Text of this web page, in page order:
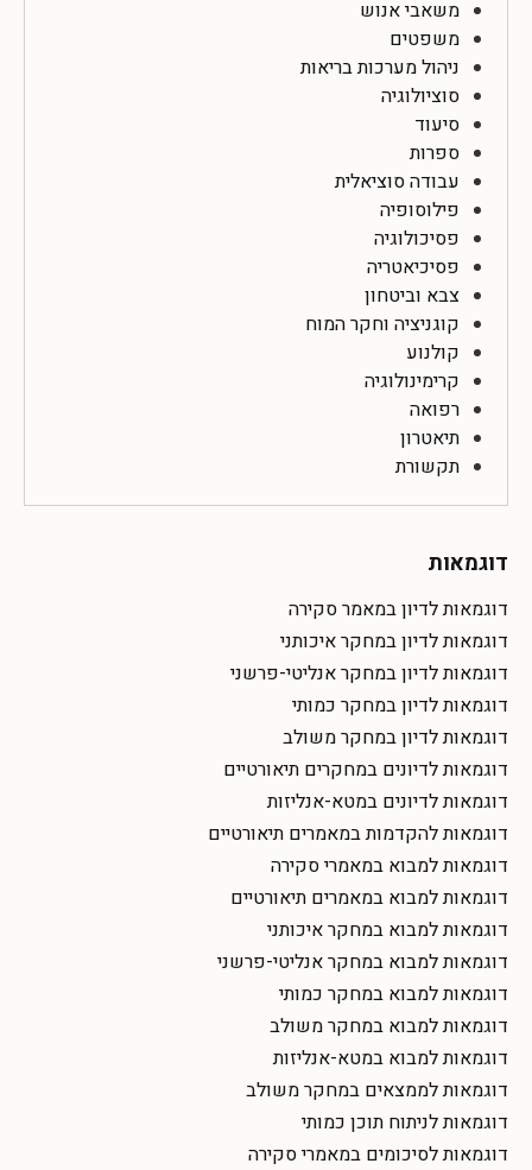
משאבי אנוש
משפטים
ניהול מערכות בריאות
סוציולוגיה
סיעוד
ספרות
עבודה סוציאלית
פילוסופיה
פסיכולוגיה
פסיכיאטריה
צבא וביטחון
קוגניציה וחקר המוח
קולנוע
קרימינולוגיה
רפואה
תיאטרון
תקשורת
דוגמאות
דוגמאות לדיון במאמר סקירה
דוגמאות לדיון במחקר איכותני
דוגמאות לדיון במחקר אנליטי-פרשני
דוגמאות לדיון במחקר כמותי
דוגמאות לדיון במחקר משולב
דוגמאות לדיונים במחקרים תיאורטיים
דוגמאות לדיונים במטא-אנליזות
דוגמאות להקדמות במאמרים תיאורטיים
דוגמאות למבוא במאמרי סקירה
דוגמאות למבוא במאמרים תיאורטיים
דוגמאות למבוא במחקר איכותני
דוגמאות למבוא במחקר אנליטי-פרשני
דוגמאות למבוא במחקר כמותי
דוגמאות למבוא במחקר משולב
דוגמאות למבוא במטא-אנליזות
דוגמאות לממצאים במחקר משולב
דוגמאות לניתוח תוכן כמותי
דוגמאות לסיכומים במאמרי סקירה